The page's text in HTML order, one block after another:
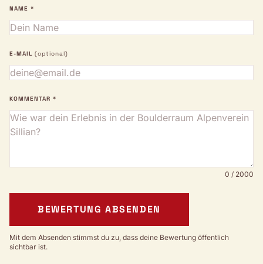
NAME *
E-MAIL (optional)
KOMMENTAR *
0 / 2000
BEWERTUNG ABSENDEN
Mit dem Absenden stimmst du zu, dass deine Bewertung öffentlich
sichtbar ist.